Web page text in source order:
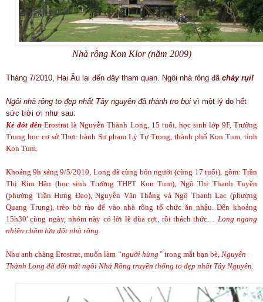
Nhà rông Kon Klor (năm 2009)
Tháng 7/2010, Hai Ẩu lại đến đây tham quan. Ngôi nhà rông đã cháy rụi!
Ngôi nhà rông to đẹp nhất Tây nguyên đã thành tro bụi vì một lý do hết
sức trời ơi như sau:
Kẻ đốt đền Erostrat làNguyễn Thành Long, 15 tuổi, học sinh lớp 9F, Trường
Trung học cơ sở Thực hành Sư phạm Lý Tự Trọng, thành phố Kon Tum, tỉnh
Kon Tum.
Khoảng 9h sáng 9/5/2010, Long đã cùng bốn người (cùng 17 tuổi), gồm: Trần
Thị Kim Hân (học sinh Trường THPT Kon Tum), Ngô Thị Thanh Tuyền
(phường Trần Hưng Đạo), Nguyễn Văn Thắng và Ngô Thanh Lạc (phường
Quang Trung), trèo bờ rào để vào nhà rông tổ chức ăn nhậu. Đến khoảng
15h30' cùng ngày, nhóm này có lời lẽ đùa cợt, rồi thách thức… Long ngang
nhiên châm lửa đốt nhà rông.
Như anh chàng Erostrat, muốn làm “người hùng” trong mắt bạn bè, Nguyễn
Thành Long đã đốt mất ngôi Nhà Rông truyền thống to đẹp nhất Tây Nguyên.